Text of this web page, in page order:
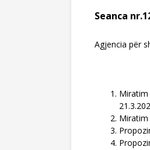
Seanca
Agjencia për
Miratim
Miratim